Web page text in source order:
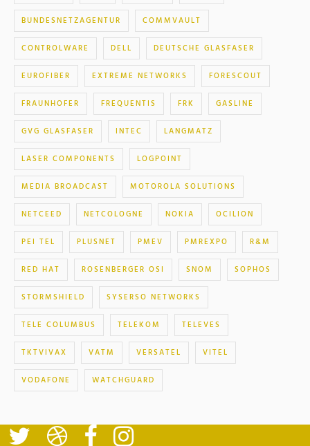
BUNDESNETZAGENTUR COMMVAULT
CONTROLWARE DELL DEUTSCHE GLASFASER
EUROFIBER EXTREME NETWORKS FORESCOUT
FRAUNHOFER FREQUENTIS FRK GASLINE
GVG GLASFASER INTEC LANGMATZ
LASER COMPONENTS LOGPOINT
MEDIA BROADCAST MOTOROLA SOLUTIONS
NETCEED NETCOLOGNE NOKIA OCILION
PEI TEL PLUSNET PMEV PMREXPO R&M
RED HAT ROSENBERGER OSI SNOM SOPHOS
STORMSHIELD SYSERSO NETWORKS
TELE COLUMBUS TELEKOM TELEVES
TKTVIVAX VATM VERSATEL VITEL
VODAFONE WATCHGUARD